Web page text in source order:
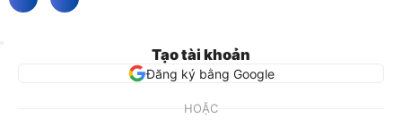
Tạo tài khoản
Đăng ký bằng Google
HOẶC